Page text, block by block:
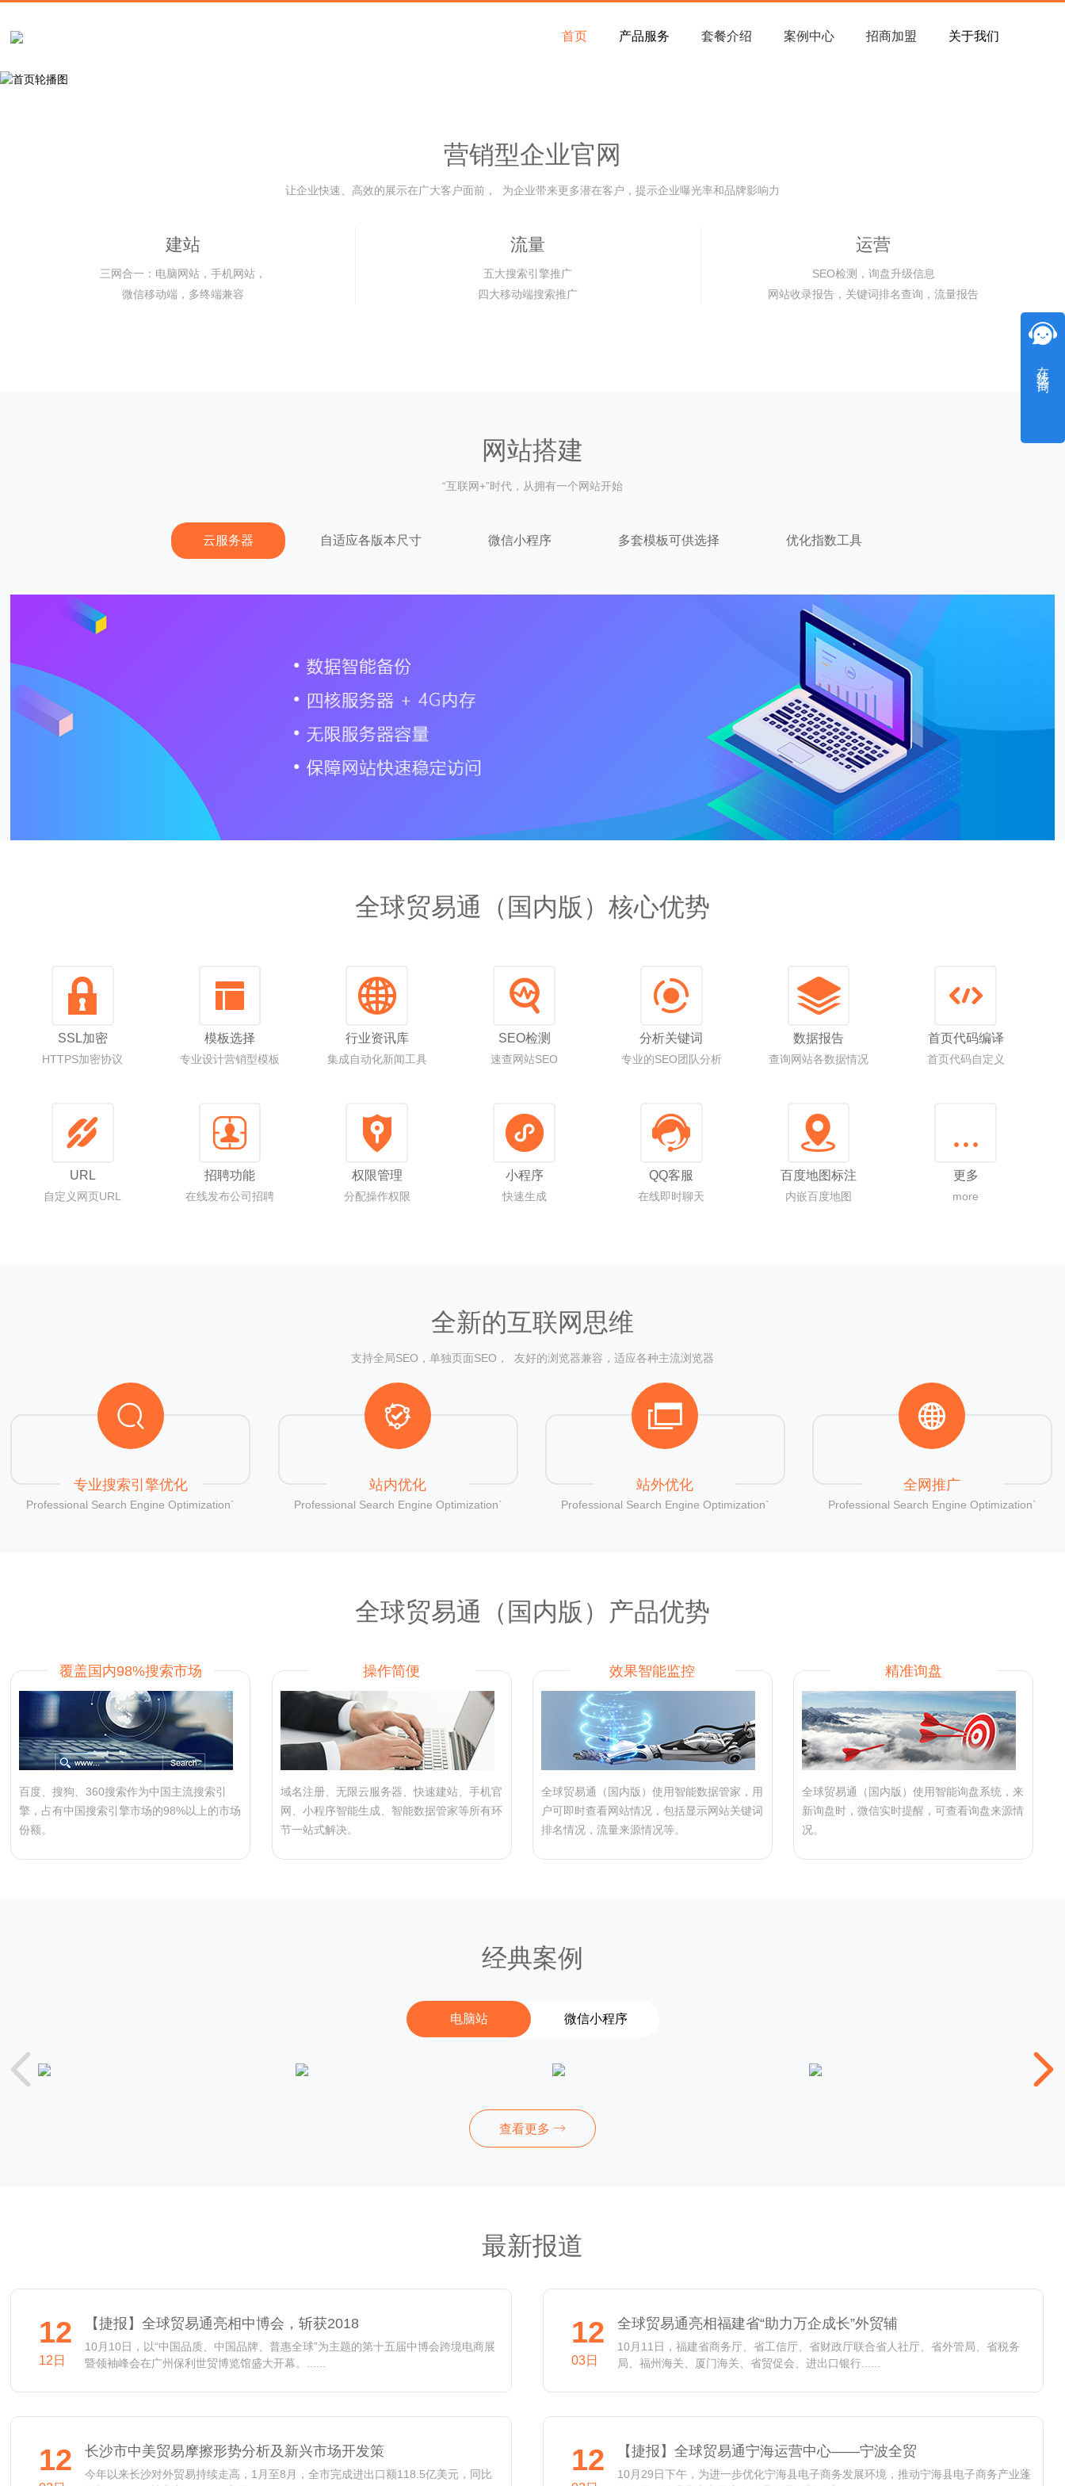
首页 产品服务 套餐介绍 案例中心 招商加盟 关于我们
营销型企业官网
让企业快速、高效的展示在广大客户面前， 为企业带来更多潜在客户，提示企业曝光率和品牌影响力
建站
三网合一：电脑网站，手机网站，
微信移动端，多终端兼容
流量
五大搜索引擎推广
四大移动端搜索推广
运营
SEO检测，询盘升级信息
网站收录报告，关键词排名查询，流量报告
网站搭建
“互联网+”时代，从拥有一个网站开始
云服务器 自适应各版本尺寸 微信小程序 多套模板可供选择 优化指数工具
全球贸易通（国内版）核心优势
SSL加密
HTTPS加密协议
模板选择
专业设计营销型模板
行业资讯库
集成自动化新闻工具
SEO检测
速查网站SEO
分析关键词
专业的SEO团队分析
数据报告
查询网站各数据情况
首页代码编译
首页代码自定义
URL
自定义网页URL
招聘功能
在线发布公司招聘
权限管理
分配操作权限
小程序
快速生成
QQ客服
在线即时聊天
百度地图标注
内嵌百度地图
...
更多
more
全新的互联网思维
支持全局SEO，单独页面SEO， 友好的浏览器兼容，适应各种主流浏览器
专业搜索引擎优化
Professional Search Engine Optimization`
站内优化
Professional Search Engine Optimization`
站外优化
Professional Search Engine Optimization`
全网推广
Professional Search Engine Optimization`
全球贸易通（国内版）产品优势
覆盖国内98%搜索市场
百度、搜狗、360搜索作为中国主流搜索引
擎，占有中国搜索引擎市场的98%以上的市场
份额。
操作简便
域名注册、无限云服务器、快速建站、手机官
网、小程序智能生成、智能数据管家等所有环
节一站式解决。
效果智能监控
全球贸易通（国内版）使用智能数据管家，用
户可即时查看网站情况，包括显示网站关键词
排名情况，流量来源情况等。
精准询盘
全球贸易通（国内版）使用智能询盘系统，来
新询盘时，微信实时提醒，可查看询盘来源情
况。
经典案例
电脑站 微信小程序
查看更多
最新报道
12
12日
【捷报】全球贸易通亮相中博会，斩获2018
10月10日，以“中国品质、中国品牌、普惠全球”为主题的第十五届中博会跨境电商展
暨领袖峰会在广州保利世贸博览馆盛大开幕。......
12
03日
全球贸易通亮相福建省“助力万企成长”外贸辅
10月11日，福建省商务厅、省工信厅、省财政厅联合省人社厅、省外管局、省税务
局、福州海关、厦门海关、省贸促会、进出口银行......
12 长沙市中美贸易摩擦形势分析及新兴市场开发策
今年以来长沙对外贸易持续走高，1月至8月，全市完成进出口额118.5亿美元，同比
12 【捷报】全球贸易通宁海运营中心——宁波全贸
10月29日下午，为进一步优化宁海县电子商务发展环境，推动宁海县电子商务产业蓬
在线咨询